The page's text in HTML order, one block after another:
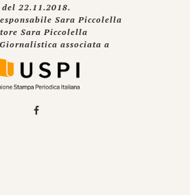
del 22.11.2018.
Sara Piccolella
Sara Piccolella
associata a